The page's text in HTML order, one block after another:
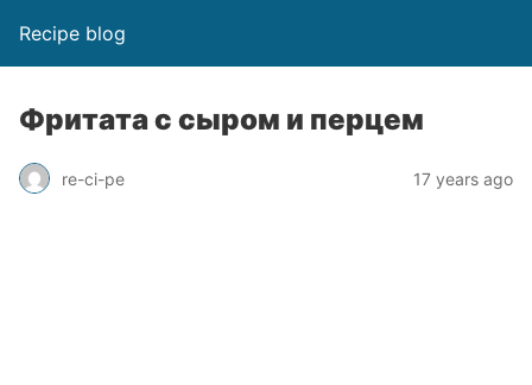
Recipe blog
Фритата с сыром и перцем
re-ci-pe 17 years ago